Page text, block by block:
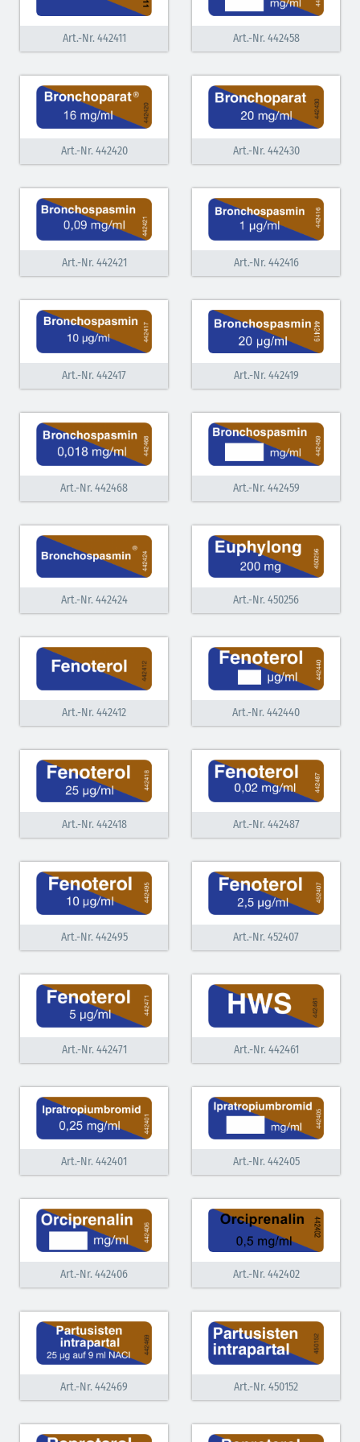
Vasopressoren (hellviolett)
Antihypertonika/Vasodilatantien (hellviolett
Anticholinergika (hellgrün)
Cholinergika (hellgrün schraffiert): DIVI 2012
Antiemetika (salmon)
Verschiedene Medikamente (weiß)
Antikoagulantien (hellgrau/weiß mit schwarzem
Rahmen)
Koagulantien (hellgrau/weiß schwarz schraffierterm
Rahmen)
Bronchodilatatoren (blau-braun)
Antikonvulsiva (grau-lila)
Inodilatatoren (rot-grün)
Antiarrhythmika (rot-blau)
Elektrolyte (grün-pink)
Elektrolyte Kalium (grün-blau)
Elektrolyte NaCl (grün)
Hormone (braun-beige)
Hormone Insulin (braun-gelb)
Art.-Nr. 442411 Art.-Nr. 442458
Art.-Nr. 442420 Art.-Nr. 442430
Art.-Nr. 442421 Art.-Nr. 442416
Art.-Nr. 442417 Art.-Nr. 442419
Art.-Nr. 442468 Art.-Nr. 442459
Art.-Nr. 442424 Art.-Nr. 450256
Art.-Nr. 442412 Art.-Nr. 442440
Art.-Nr. 442418 Art.-Nr. 442487
Art.-Nr. 442495 Art.-Nr. 452407
Art.-Nr. 442471 Art.-Nr. 442461
Art.-Nr. 442401 Art.-Nr. 442405
Art.-Nr. 442406 Art.-Nr. 442402
Art.-Nr. 442469 Art.-Nr. 450152